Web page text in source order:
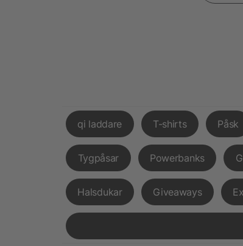
qi laddare T-shirts Påsk
Tygpåsar Powerbanks
Halsdukar Giveaways